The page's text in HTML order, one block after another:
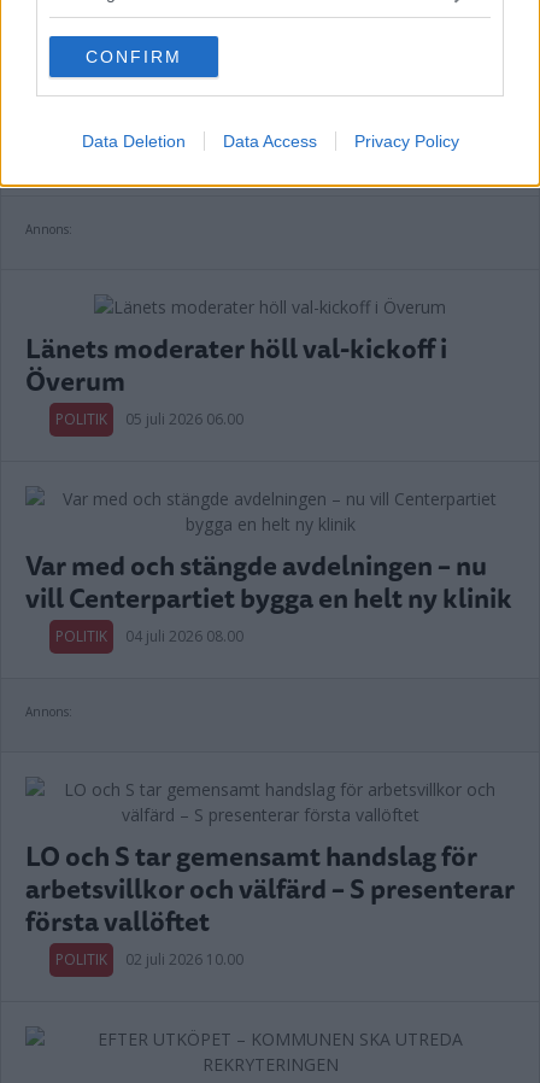
use your data for below specified purposes in below Google
consent section.
CONFIRM
Data Deletion Data Access Privacy Policy
Malin Sjölander vill ha en tillgänglig
POLITIK 15 juli 2026 13.15
Annons:
Länets moderater höll val-kickoff i
Överum
POLITIK 05 juli 2026 06.00
Var med och stängde avdelningen – nu
vill Centerpartiet bygga en helt ny klinik
POLITIK 04 juli 2026 08.00
Annons:
LO och S tar gemensamt handslag för
arbetsvillkor och välfärd – S presenterar
första vallöftet
POLITIK 02 juli 2026 10.00